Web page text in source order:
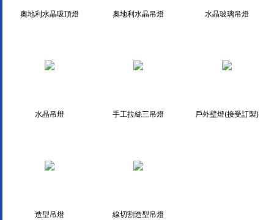
奧地利水晶吸頂燈 奧地利水晶吊燈 水晶玻璃吊燈
水晶吊燈 手工拉絲三吊燈 戶外壁燈(接受訂製)
造型吊燈 線切割造型吊燈